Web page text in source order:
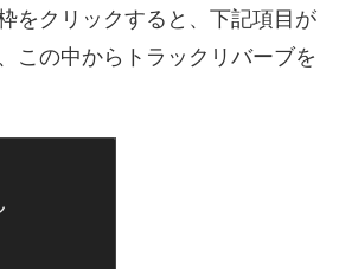
をクリックすると、下記項目が
この中からトラックリバーブを